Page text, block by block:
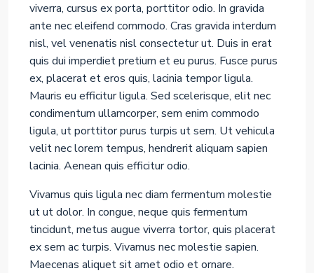
viverra, cursus ex porta, porttitor odio. In gravida
ante nec eleifend commodo. Cras gravida interdum
nisl, vel venenatis nisl consectetur ut. Duis in erat
quis dui imperdiet pretium et eu purus. Fusce purus
ex, placerat et eros quis, lacinia tempor ligula.
Mauris eu efficitur ligula. Sed scelerisque, elit nec
condimentum ullamcorper, sem enim commodo
ligula, ut porttitor purus turpis ut sem. Ut vehicula
velit nec lorem tempus, hendrerit aliquam sapien
lacinia. Aenean quis efficitur odio.
Vivamus quis ligula nec diam fermentum molestie
ut ut dolor. In congue, neque quis fermentum
tincidunt, metus augue viverra tortor, quis placerat
ex sem ac turpis. Vivamus nec molestie sapien.
Maecenas aliquet sit amet odio et ornare.